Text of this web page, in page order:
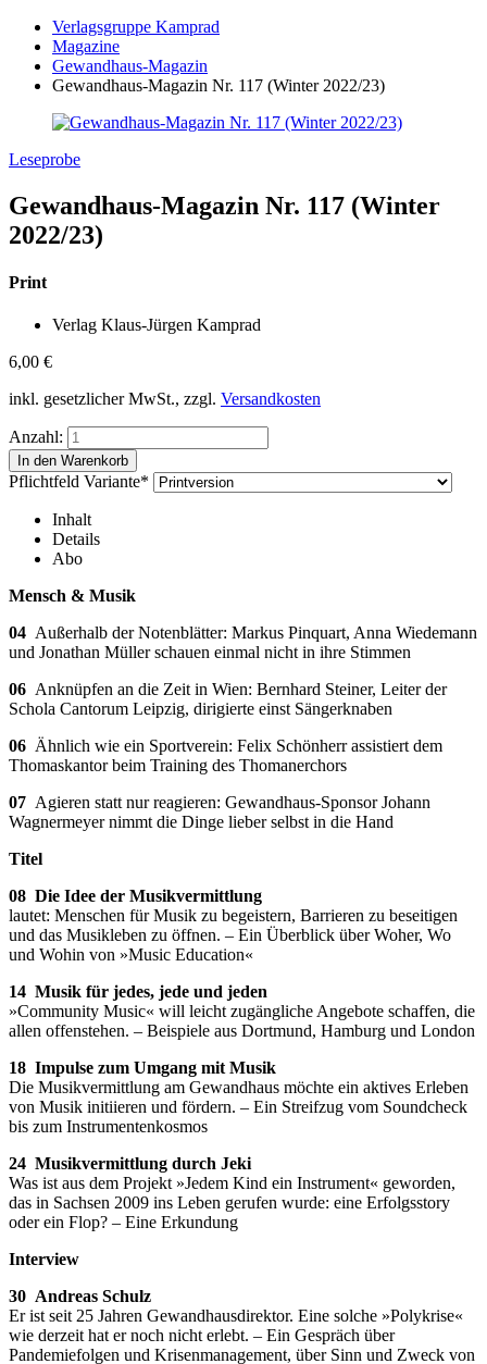
Verlagsgruppe Kamprad
Magazine
Gewandhaus-Magazin
Gewandhaus-Magazin Nr. 117 (Winter 2022/23)
Leseprobe
Gewandhaus-Magazin Nr. 117 (Winter
2022/23)
Print
Verlag Klaus-Jürgen Kamprad
6,00 €
inkl. gesetzlicher MwSt., zzgl. Versandkosten
Anzahl:
Pflichtfeld Variante*
Inhalt
Details
Abo
Mensch & Musik
04 Außerhalb der Notenblätter: Markus Pinquart, Anna Wiedemann
und Jonathan Müller schauen einmal nicht in ihre Stimmen
06 Anknüpfen an die Zeit in Wien: Bernhard Steiner, Leiter der
Schola Cantorum Leipzig, dirigierte einst Sängerknaben
06 Ähnlich wie ein Sportverein: Felix Schönherr assistiert dem
Thomaskantor beim Training des Thomanerchors
07 Agieren statt nur reagieren: Gewandhaus-Sponsor Johann
Wagnermeyer nimmt die Dinge lieber selbst in die Hand
Titel
08 Die Idee der Musikvermittlung
lautet: Menschen für Musik zu begeistern, Barrieren zu beseitigen
und das Musikleben zu öffnen. – Ein Überblick über Woher, Wo
und Wohin von »Music Education«
14 Musik für jedes, jede und jeden
»Community Music« will leicht zugängliche Angebote schaffen, die
allen offenstehen. – Beispiele aus Dortmund, Hamburg und London
18 Impulse zum Umgang mit Musik
Die Musikvermittlung am Gewandhaus möchte ein aktives Erleben
von Musik initiieren und fördern. – Ein Streifzug vom Soundcheck
bis zum Instrumentenkosmos
24 Musikvermittlung durch Jeki
Was ist aus dem Projekt »Jedem Kind ein Instrument« geworden,
das in Sachsen 2009 ins Leben gerufen wurde: eine Erfolgsstory
oder ein Flop? – Eine Erkundung
Interview
30 Andreas Schulz
Er ist seit 25 Jahren Gewandhausdirektor. Eine solche »Polykrise«
wie derzeit hat er noch nicht erlebt. – Ein Gespräch über
Pandemiefolgen und Krisenmanagement, über Sinn und Zweck von